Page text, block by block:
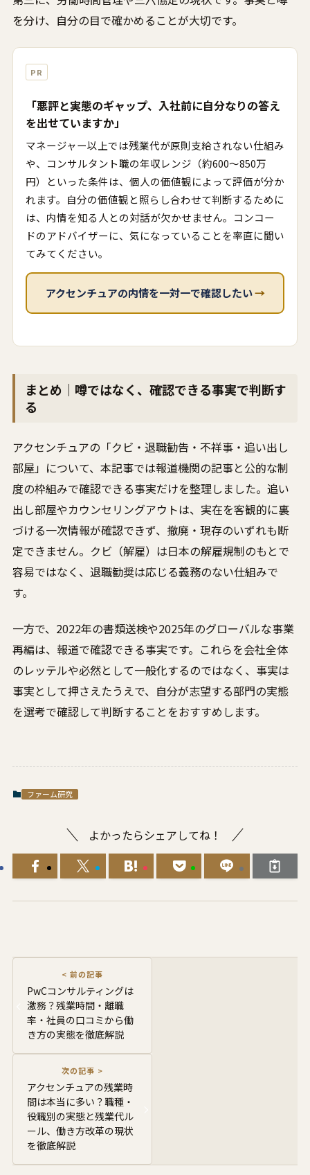
を分け、自分の目で確かめることが大切です。
PR
「悪評と実態のギャップ、入社前に自分なりの答え
を出せていますか」
マネージャー以上では残業代が原則支給されない仕組み
や、コンサルタント職の年収レンジ（約600〜850万
円）といった条件は、個人の価値観によって評価が分か
れます。自分の価値観と照らし合わせて判断するために
は、内情を知る人との対話が欠かせません。コンコー
ドのアドバイザーに、気になっていることを率直に聞い
てみてください。
アクセンチュアの内情を一対一で確認したい→
まとめ｜噂ではなく、確認できる事実で判断す
る
アクセンチュアの「クビ・退職勧告・不祥事・追い出し
部屋」について、本記事では報道機関の記事と公的な制
度の枠組みで確認できる事実だけを整理しました。追い
出し部屋やカウンセリングアウトは、実在を客観的に裏
づける一次情報が確認できず、撤廃・現存のいずれも断
定できません。クビ（解雇）は日本の解雇規制のもとで
容易ではなく、退職勧奨は応じる義務のない仕組みで
す。
一方で、2022年の書類送検や2025年のグローバルな事業
再編は、報道で確認できる事実です。これらを会社全体
のレッテルや必然として一般化するのではなく、事実は
事実として押さえたうえで、自分が志望する部門の実態
を選考で確認して判断することをおすすめします。
ファーム研究
よかったらシェアしてね！
PwCコンサルティングは
激務？残業時間・離職
率・社員の口コミから働
き方の実態を徹底解説
アクセンチュアの残業時
間は本当に多い？職種・
役職別の実態と残業代ル
ール、働き方改革の現状
を徹底解説